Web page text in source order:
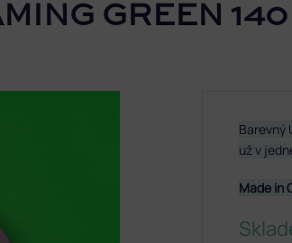
GREEN 140
Barevný
už v
Made in